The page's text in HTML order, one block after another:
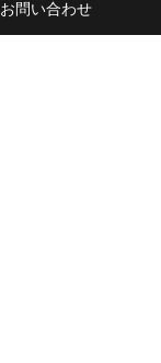
お問い合わせ